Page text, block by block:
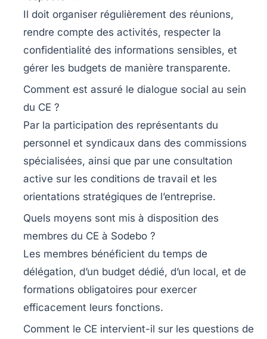
Il doit organiser régulièrement des réunions,
rendre compte des activités, respecter la
confidentialité des informations sensibles, et
gérer les budgets de manière transparente.
Comment est assuré le dialogue social au sein
du CE ?
Par la participation des représentants du
personnel et syndicaux dans des commissions
spécialisées, ainsi que par une consultation
active sur les conditions de travail et les
orientations stratégiques de l’entreprise.
Quels moyens sont mis à disposition des
membres du CE à Sodebo ?
Les membres bénéficient du temps de
délégation, d’un budget dédié, d’un local, et de
formations obligatoires pour exercer
efficacement leurs fonctions.
Comment le CE intervient-il sur les questions de